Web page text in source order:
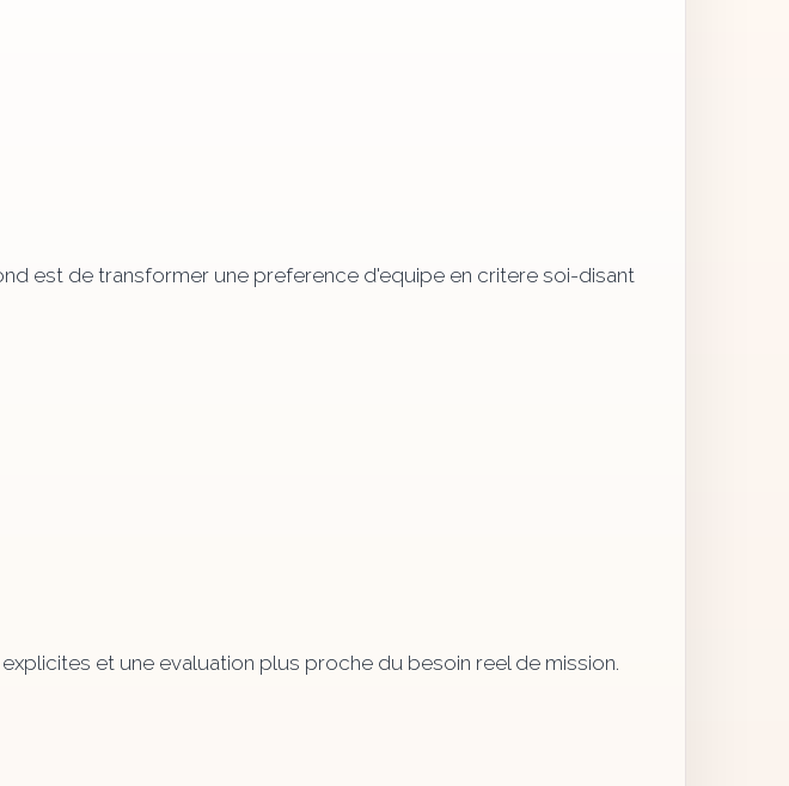
est de transformer une preference d'equipe en critere soi-disant
et une evaluation plus proche du besoin reel de mission.